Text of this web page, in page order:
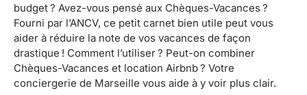
budget ? Avez-vous pensé aux Chèques-Vacances ?
Fourni par l’ANCV, ce petit carnet bien utile peut vous
aider à réduire la note de vos vacances de façon
drastique ! Comment l’utiliser ? Peut-on combiner
Chèques-Vacances et location Airbnb ? Votre
conciergerie de Marseille vous aide à y voir plus clair.